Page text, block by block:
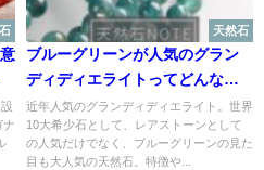
ナ
天然石
ブルーグリーンが人気のグラン
ディディエライトってどんな
石？【世界10大希少石】
近年人気のグランディディエライト。世界
10大希少石として、レアストーンとして
の人気だけでなく、ブルーグリーンの見た
目も大人気の天然石。特徴や...